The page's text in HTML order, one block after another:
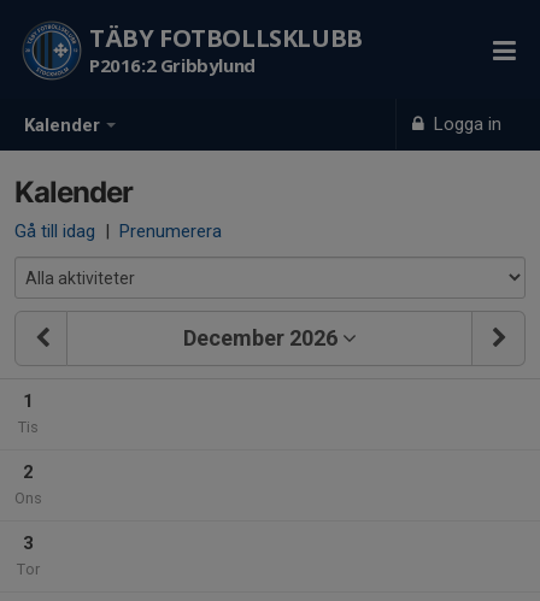
Kalender Logga in
TÄBY FOTBOLLSKLUBB
P2016:2 Gribbylund
Kalender
Gå till idag | Prenumerera
December 2026
1
Tis
2
Ons
3
Tor